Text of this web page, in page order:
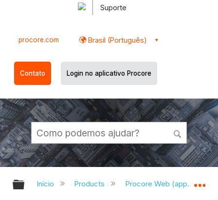
Suporte
procore.com Brasil (Português)
Contato Login no aplicativo Procore
Expandir/recolher hierarquia
Início Products Procore Web